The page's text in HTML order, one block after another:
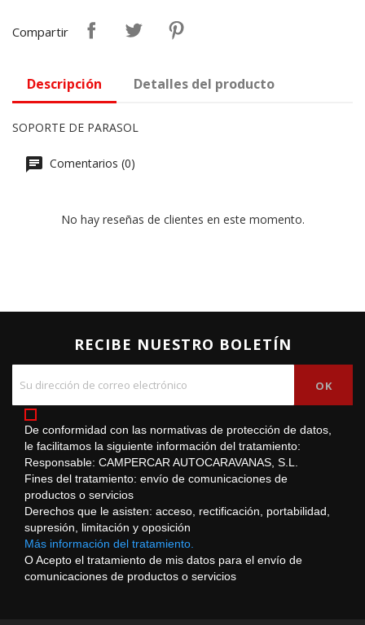
Compartir
Descripción Detalles del producto
SOPORTE DE PARASOL
Comentarios (0)
No hay reseñas de clientes en este momento.
RECIBE NUESTRO BOLETÍN
De conformidad con las normativas de protección de datos,
le facilitamos la siguiente información del tratamiento:
Responsable: CAMPERCAR AUTOCARAVANAS, S.L.
Fines del tratamiento: envío de comunicaciones de
productos o servicios
Derechos que le asisten: acceso, rectificación, portabilidad,
supresión, limitación y oposición
Más información del tratamiento.
O Acepto el tratamiento de mis datos para el envío de
comunicaciones de productos o servicios